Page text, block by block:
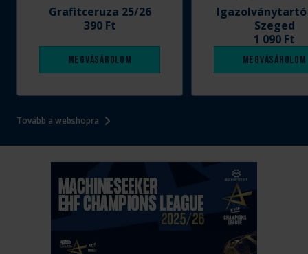
Tovább a webshopra
Grafitceruza 25/26
390 Ft
Megvásárolom
Szeged
1 090 Ft
Megvásárolom